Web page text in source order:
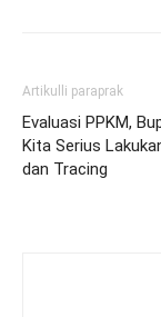
Artikulli paraprak
Evaluasi PPKM,
Kita Serius
dan Tracing